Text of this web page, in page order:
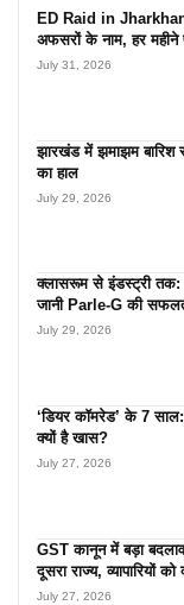
ED Raid in
अफसरों के नाम, हर महीने
July 31, 2026
झारखंड में झमाझम
का हाल
July 29, 2026
क्लासरूम से इंडस्ट्री
जानी Parle-G की
July 29, 2026
‘डियर कॉमरेड’ के 7 साल:
क्यों है खास?
July 27, 2026
GST कानून में बड़ा
दूसरा राज्य, व्यापारियों
July 27, 2026